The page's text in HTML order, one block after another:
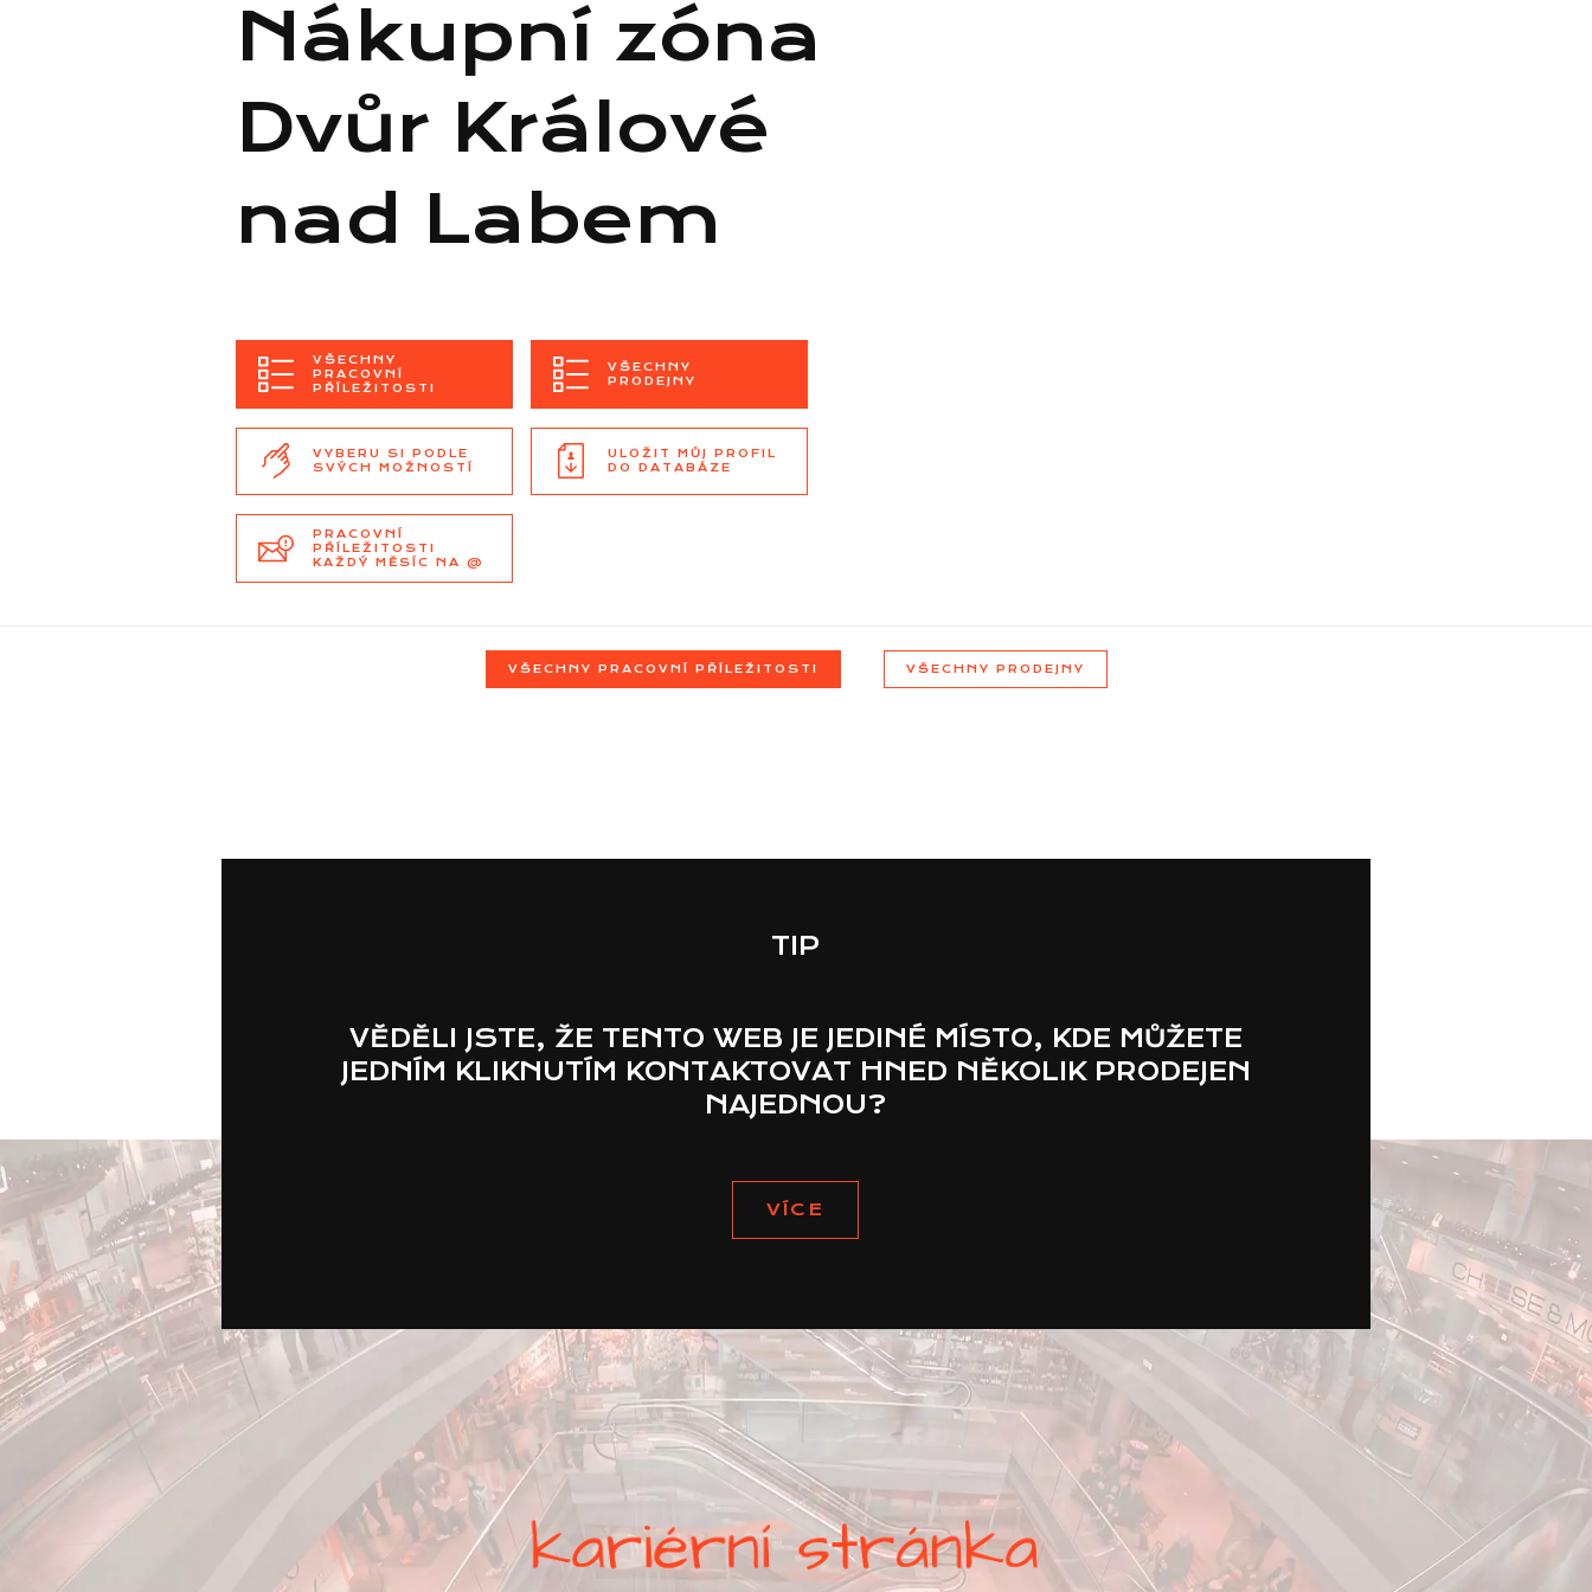
Nákupní zóna
Dvůr Králové
nad Labem
VŠECHNY
PRACOVNÍ
PŘÍLEŽITOSTI
VYBERU SI PODLE
SVÝCH MOŽNOSTÍ
PRACOVNÍ
PŘÍLEŽITOSTI
KAŽDÝ MĚSÍC NA @
VŠECHNY
PRODEJNY
ULOŽIT MŮJ PROFIL
DO DATABÁZE
VŠECHNY PRACOVNÍ PŘÍLEŽITOSTI VŠECHNY PRODEJNY
TIP
VĚDĚLI JSTE, ŽE TENTO WEB JE JEDINÉ MÍSTO, KDE MŮŽETE
JEDNÍM KLIKNUTÍM KONTAKTOVAT HNED NĚKOLIK PRODEJEN
NAJEDNOU?
VÍCE